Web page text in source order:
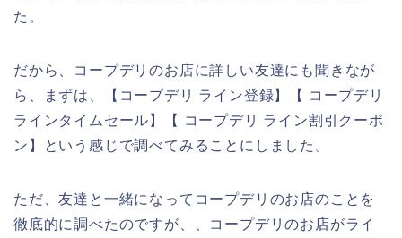
た。
だから、コープデリのお店に詳しい友達にも聞きなが
ら、まずは、【コープデリ ライン登録】【 コープデリ
ラインタイムセール】【 コープデリ ライン割引クーポ
ン】という感じで調べてみることにしました。
ただ、友達と一緒になってコープデリのお店のことを
徹底的に調べたのですが、、コープデリのお店がライ